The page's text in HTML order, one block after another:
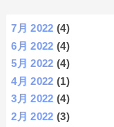
7月 2022 (4)
6月 2022 (4)
5月 2022 (4)
4月 2022 (1)
3月 2022 (4)
2月 2022 (3)